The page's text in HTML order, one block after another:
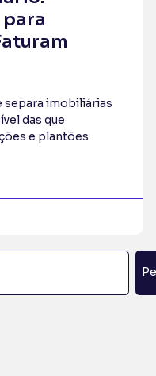
separa imobiliárias
das que
e plantões